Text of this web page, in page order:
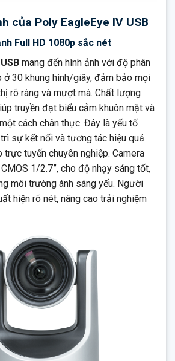
của Poly EagleEye IV USB
Full HD 1080p sắc nét
mang đến hình ảnh với độ phân
ở 30 khung hình/giây, đảm bảo mọi
rõ ràng và mượt mà. Chất lượng
truyền đạt biểu cảm khuôn mặt và
cách chân thực. Đây là yếu tố
sự kết nối và tương tác hiệu quả
trực tuyến chuyên nghiệp. Camera
1/2.7”, cho độ nhạy sáng tốt,
môi trường ánh sáng yếu. Người
hiện rõ nét, nâng cao trải nghiệm